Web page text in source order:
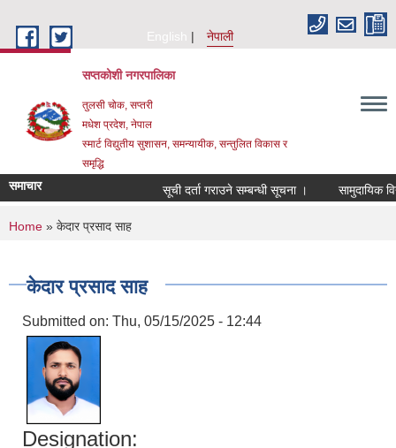
English
नेपाली
सप्तकोशी नगरपालिका
तुलसी चोक, सप्तरी
मधेश प्रदेश, नेपाल
स्मार्ट विद्युतीय सुशासन, समन्यायीक, सन्तुलित विकास र
समृद्धि
समाचार सूची दर्ता गराउने सम्बन्धी सूचना । सामुदायिक
You are here
Home » केदार प्रसाद साह
केदार प्रसाद साह
Submitted on: Thu, 05/15/2025 - 12:44
Designation: